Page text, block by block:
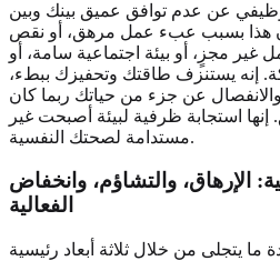
عن عدم توافق عميق بينك وبين
هذا بسبب عبء عمل مرهق، أو نقص
غير مجزٍ، أو بيئة اجتماعية سامة، أو
إنه يستنزف طاقتك وتحفيزك ببطء،
عن جزء من حياتك ربما كان
استجابة ظرفية لبيئة أصبحت غير
مستدامة لصحتك النفسية.
الإرهاق، والتشاؤم، وانخفاض
الفعالية